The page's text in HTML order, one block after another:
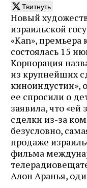
Твитнуть
Новый
израильской
«Kan», премьера
состоялась 15
Корпорация
из крупнейших
киноиндустии»,
ее спросили о
заявила, что
сделки из-за
безусловно,
продаже
фильма
Алон Аранья,